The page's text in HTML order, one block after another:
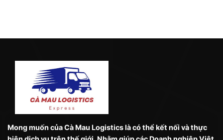
Mong muốn của Cà Mau Logistics là có thể kết nối và thực